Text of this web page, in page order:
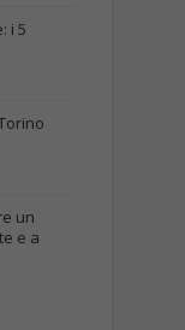
i 5
un
e a